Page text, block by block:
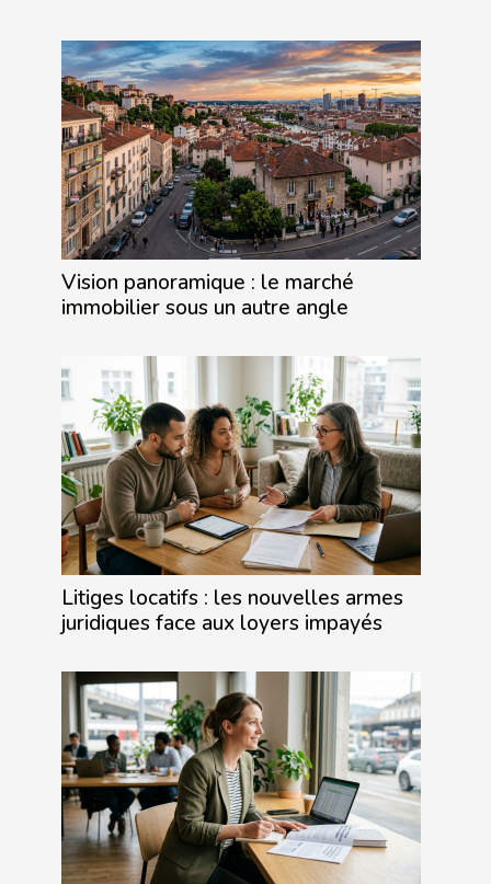
Vision panoramique : le marché
immobilier sous un autre angle
Litiges locatifs : les nouvelles armes
juridiques face aux loyers impayés